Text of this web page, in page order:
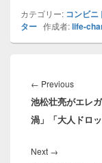
カテゴリー: コンビ
ター 作成者:life-
稿
ナ
ビ
ゲ
シ
← PreviousPrevious
post:
池松壮亮がエレ
渦」「大人ドロ
Next →